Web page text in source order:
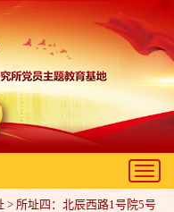
> 所址四：北辰西路1号院5号